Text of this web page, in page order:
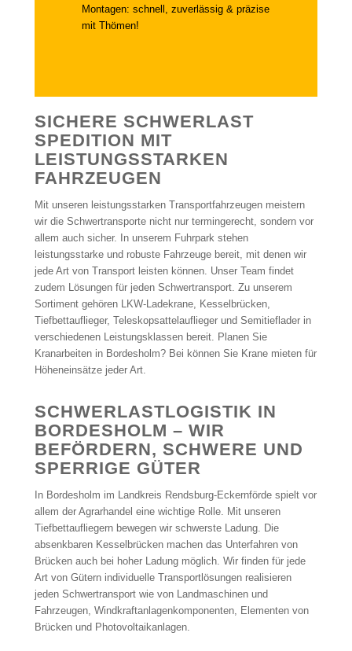
Montagen: schnell, zuverlässig & präzise
mit Thömen!
SICHERE SCHWERLAST
SPEDITION MIT
LEISTUNGSSTARKEN
FAHRZEUGEN
Mit unseren leistungsstarken Transportfahrzeugen meistern
wir die Schwertransporte nicht nur termingerecht, sondern vor
allem auch sicher. In unserem Fuhrpark stehen
leistungsstarke und robuste Fahrzeuge bereit, mit denen wir
jede Art von Transport leisten können. Unser Team findet
zudem Lösungen für jeden Schwertransport. Zu unserem
Sortiment gehören LKW-Ladekrane, Kesselbrücken,
Tiefbettauflieger, Teleskopsattelauflieger und Semitieflader in
verschiedenen Leistungsklassen bereit. Planen Sie
Kranarbeiten in Bordesholm? Bei können Sie Krane mieten für
Höheneinsätze jeder Art.
SCHWERLASTLOGISTIK IN
BORDESHOLM – WIR
BEFÖRDERN, SCHWERE UND
SPERRIGE GÜTER
In Bordesholm im Landkreis Rendsburg-Eckernförde spielt vor
allem der Agrarhandel eine wichtige Rolle. Mit unseren
Tiefbettaufliegern bewegen wir schwerste Ladung. Die
absenkbaren Kesselbrücken machen das Unterfahren von
Brücken auch bei hoher Ladung möglich. Wir finden für jede
Art von Gütern individuelle Transportlösungen realisieren
jeden Schwertransport wie von Landmaschinen und
Fahrzeugen, Windkraftanlagenkomponenten, Elementen von
Brücken und Photovoltaikanlagen.